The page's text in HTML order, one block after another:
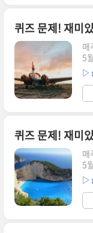
분
셨
개
시
다
보
도
퀴즈 문제! 재미
매
5
드
들
최
리
의
다
개
다
다
어
이
▷
퀴즈 문제! 재미
매
5
드
들
최
리
▷